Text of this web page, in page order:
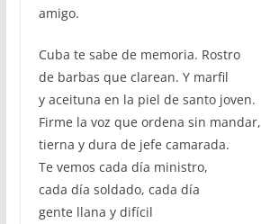
amigo.
Cuba te sabe de memoria. Rostro
de barbas que clarean. Y marfil
y aceituna en la piel de santo joven.
Firme la voz que ordena sin mandar,
tierna y dura de jefe camarada.
Te vemos cada día ministro,
cada día soldado, cada día
gente llana y difícil